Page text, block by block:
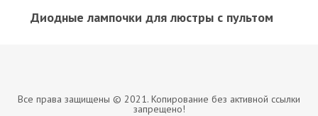
Диодные лампочки для люстры с пультом
Все права защищены © 2021. Копирование без активной ссылки
запрещено!